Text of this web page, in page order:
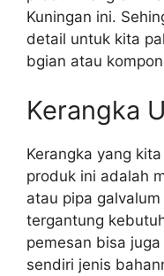
Kuningan ini.
detail untuk kita
bgian atau
Kerangka
Kerangka yang
produk ini adalah
atau pipa
tergantung
pemesan bisa
sendiri jenis